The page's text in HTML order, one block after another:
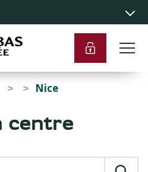
> > Nice
centre